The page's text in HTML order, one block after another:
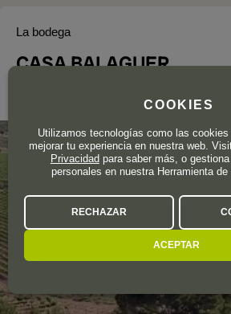
La bodega
CASA BALAGUER
COOKIES
Utilizamos tecnologías como las
mejorar tu experiencia en nuestra web.
Privacidadpara saber más, o
personales en nuestra Herramienta de
RECHAZAR
ACEPTAR